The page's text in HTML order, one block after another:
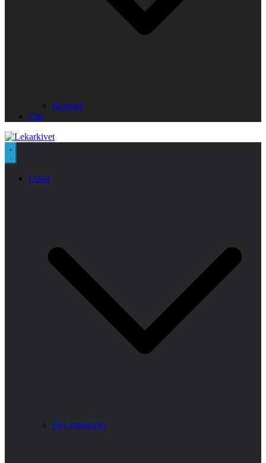
Kontakt
Om
Lekar
Fler kategorier